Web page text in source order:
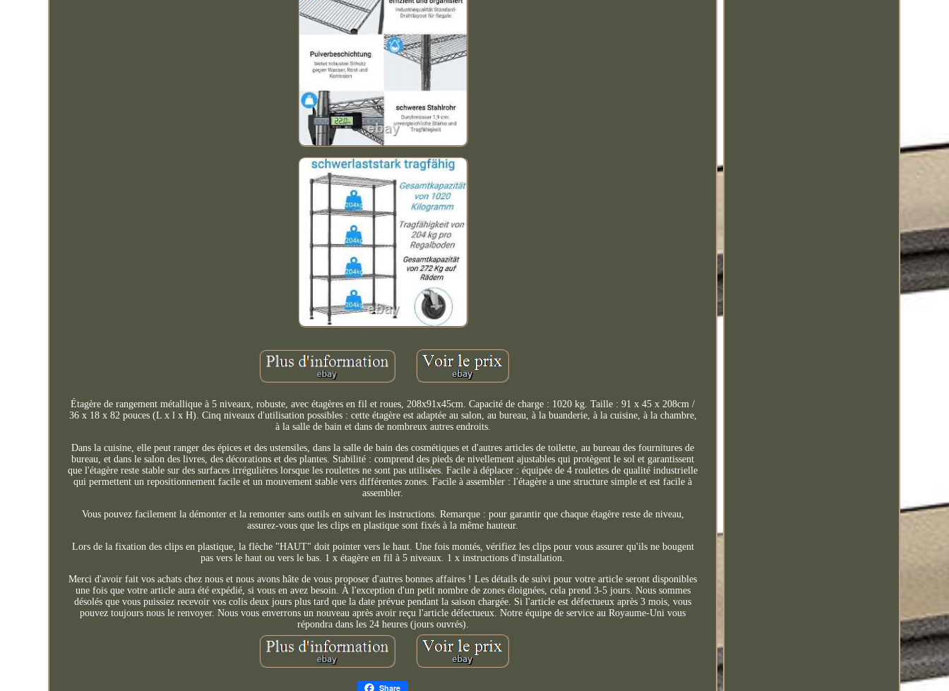
Étagère de rangement métallique à 5 niveaux, robuste, avec étagères en fil et roues, 208x91x45cm. Capacité de charge : 1020 kg. Taille : 91 x 45 x 208cm /
36 x 18 x 82 pouces (L x l x H). Cinq niveaux d'utilisation possibles : cette étagère est adaptée au salon, au bureau, à la buanderie, à la cuisine, à la chambre,
à la salle de bain et dans de nombreux autres endroits.
Dans la cuisine, elle peut ranger des épices et des ustensiles, dans la salle de bain des cosmétiques et d'autres articles de toilette, au bureau des fournitures de
bureau, et dans le salon des livres, des décorations et des plantes. Stabilité : comprend des pieds de nivellement ajustables qui protègent le sol et garantissent
que l'étagère reste stable sur des surfaces irrégulières lorsque les roulettes ne sont pas utilisées. Facile à déplacer : équipée de 4 roulettes de qualité industrielle
qui permettent un repositionnement facile et un mouvement stable vers différentes zones. Facile à assembler : l'étagère a une structure simple et est facile à
assembler.
Vous pouvez facilement la démonter et la remonter sans outils en suivant les instructions. Remarque : pour garantir que chaque étagère reste de niveau,
assurez-vous que les clips en plastique sont fixés à la même hauteur.
Lors de la fixation des clips en plastique, la flèche "HAUT" doit pointer vers le haut. Une fois montés, vérifiez les clips pour vous assurer qu'ils ne bougent
pas vers le haut ou vers le bas. 1 x étagère en fil à 5 niveaux. 1 x instructions d'installation.
Merci d'avoir fait vos achats chez nous et nous avons hâte de vous proposer d'autres bonnes affaires ! Les détails de suivi pour votre article seront disponibles
une fois que votre article aura été expédié, si vous en avez besoin. À l'exception d'un petit nombre de zones éloignées, cela prend 3-5 jours. Nous sommes
désolés que vous puissiez recevoir vos colis deux jours plus tard que la date prévue pendant la saison chargée. Si l'article est défectueux après 3 mois, vous
pouvez toujours nous le renvoyer. Nous vous enverrons un nouveau après avoir reçu l'article défectueux. Notre équipe de service au Royaume-Uni vous
répondra dans les 24 heures (jours ouvrés).
Share